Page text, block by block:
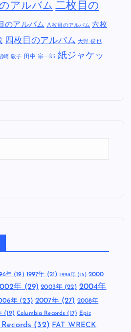
アルバム 二枚目の
のアルバム 八枚目のアルバム 六枚
四枚目のアルバム 大野 俊也
崎 敦子 田中 宗一郎 紙ジャケッ
年(19) 1997年 (21) 1998年 (15) 2000
年 (29) 2003年 (22) 2004年
年 (23) 2007年(27) 2008年
(19) Columbia Records (17) Epic
(32) FAT WRECK